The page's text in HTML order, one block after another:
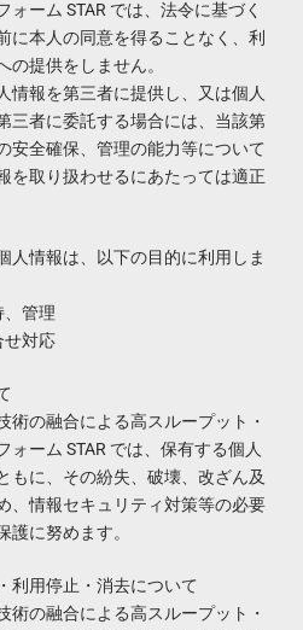
ーム STAR では、法令に基づく
に本人の同意を得ることなく、利
の提供をしません。
情報を第三者に提供し、又は個人
三者に委託する場合には、当該第
安全確保、管理の能力等について
を取り扱わせるにあたっては適正
人情報は、以下の目的に利用しま
、管理
せ対応
術の融合による高スループット・
ーム STAR では、保有する個人
もに、その紛失、破壊、改ざん及
、情報セキュリティ対策等の必要
護に努めます。
利用停止・消去について
術の融合による高スループット・